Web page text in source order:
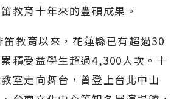
教育十年來的豐碩成果。
笛教育以來，花蓮縣已有超過30
積受益學生超過4,300人次。十
室走向舞台，曾登上台北中山